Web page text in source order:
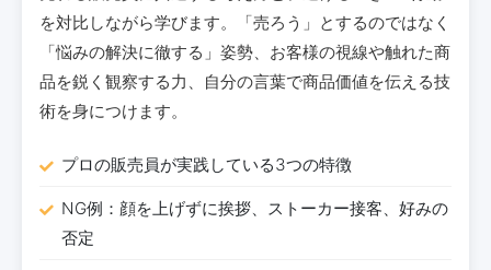
を対比しながら学びます。「売ろう」とするのではなく
「悩みの解決に徹する」姿勢、お客様の視線や触れた商
品を鋭く観察する力、自分の言葉で商品価値を伝える技
術を身につけます。
プロの販売員が実践している3つの特徴
NG例：顔を上げずに挨拶、ストーカー接客、好みの
否定